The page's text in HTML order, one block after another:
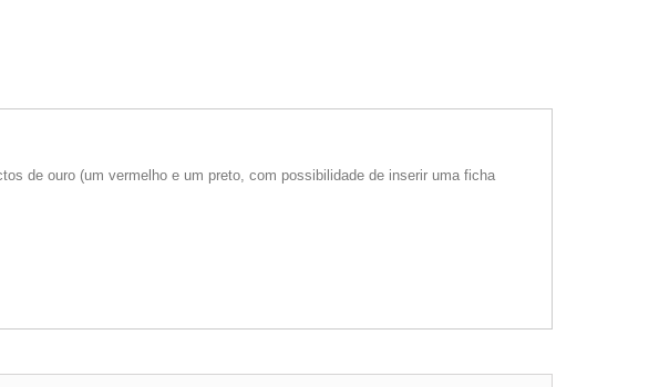
de ouro (um vermelho e um preto, com possibilidade de inserir uma ficha